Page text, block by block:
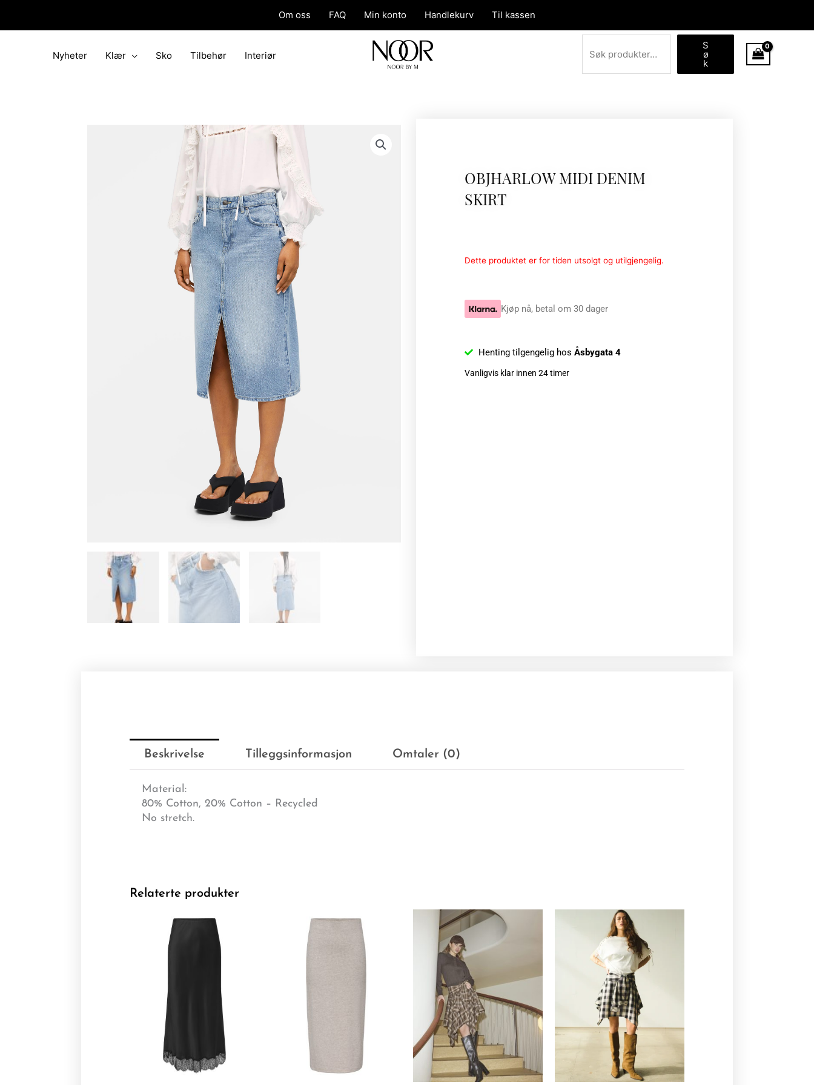
Om oss FAQ Min konto Handlekurv Til kassen
Nyheter Klær Sko Tilbehør Interiør
Søk
S
ø
k
OBJHARLOW MIDI DENIM
SKIRT
Dette produktet er for tiden utsolgt og utilgjengelig.
Kjøp nå, betal om 30 dager
Henting tilgengelig hos Åsbygata 4
Vanligvis klar innen 24 timer
Beskrivelse Tilleggsinformasjon Omtaler (0)
Material:
80% Cotton, 20% Cotton – Recycled
No stretch.
Relaterte produkter